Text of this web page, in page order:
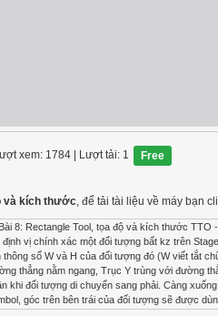
xem: 1784 | Lượt tải: 1 Free
và kích thước, để tải tài liệu về máy bạn
8: Rectangle Tool, tọa độ và kích thước
vị chính xác một đối tượng bất kz trên
số W và H của đối tượng đó (W viết tắt
thẳng nằm ngang, Trục Y trùng với đường
khi đối tượng di chuyển sang phải. Càng
góc trên bên trái của đối tượng sẽ được